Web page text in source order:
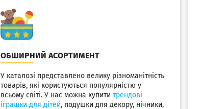
ОБШИРНИЙ АСОРТИМЕНТ
У каталозі представлено велику різноманітність
товарів, які користуються популярністю у
всьому світі. У нас можна купити трендові
іграшки для дітей, подушки для декору, нічники,